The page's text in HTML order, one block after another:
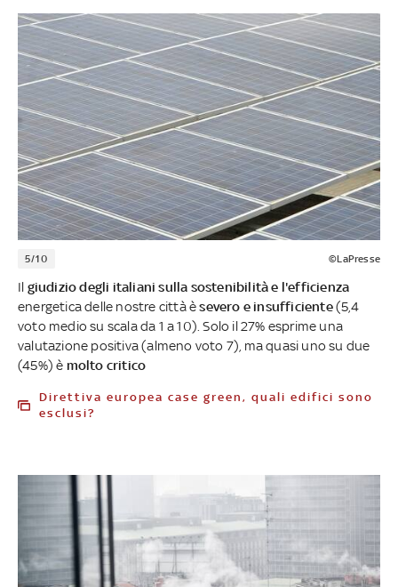
5/10 ©LaPresse
Il giudizio degli italiani sulla sostenibilità e l'efficienza
energetica delle nostre città èsevero e insufficiente(5,4
voto medio su scala da 1 a 10). Solo il 27% esprime una
valutazione positiva (almeno voto 7), ma quasi uno su due
(45%) è molto critico
Direttiva europea case green, quali edifici sono
esclusi?